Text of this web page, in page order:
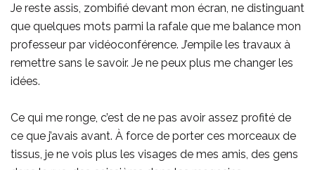
Je reste assis, zombifié devant mon écran, ne distinguant
que quelques mots parmi la rafale que me balance mon
professeur par vidéoconférence. J’empile les travaux à
remettre sans le savoir. Je ne peux plus me changer les
idées.
Ce qui me ronge, c’est de ne pas avoir assez profité de
ce que j’avais avant. À force de porter ces morceaux de
tissus, je ne vois plus les visages de mes amis, des gens